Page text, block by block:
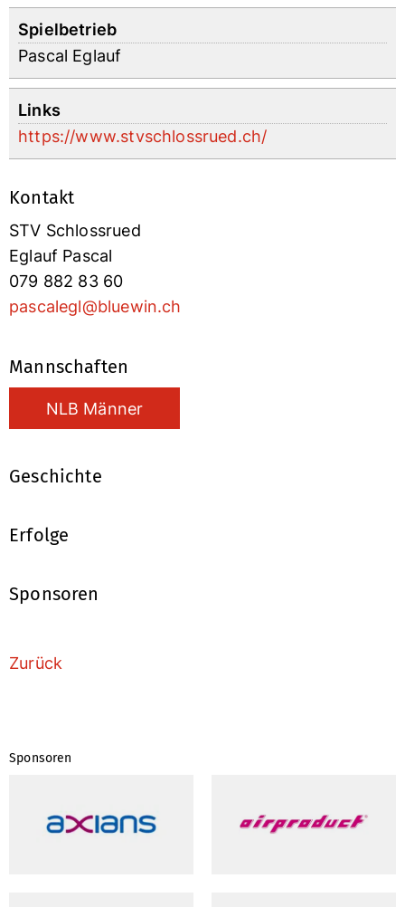
Spielbetrieb
Pascal Eglauf
Links
https://www.stvschlossrued.ch/
Kontakt
STV Schlossrued
Eglauf Pascal
079 882 83 60
pascalegl@bluewin.ch
Mannschaften
NLB Männer
Geschichte
Erfolge
Sponsoren
Zurück
Sponsoren